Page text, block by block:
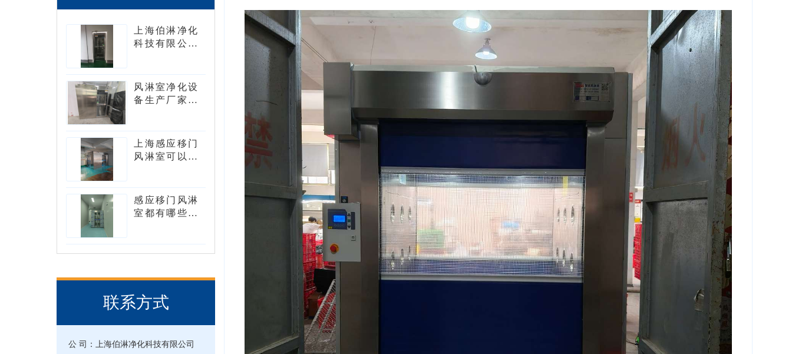
上海伯淋净化
科技有限公司
风淋室净化设
备生产厂家可
上海感应移门
风淋室可以设
感应移门风淋
室都有哪些核
联系方式
公 司：上海伯淋净化科技有限公司